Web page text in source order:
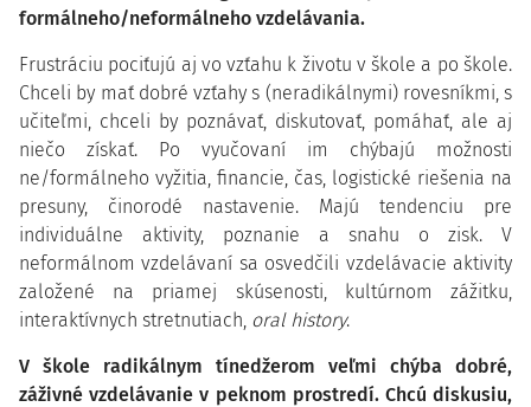
formálneho/neformálneho vzdelávania.
Frustráciu pociťujú aj vo vzťahu k životu v škole a po škole.
Chceli by mať dobré vzťahy s (neradikálnymi) rovesníkmi, s
učiteľmi, chceli by poznávať, diskutovať, pomáhať, ale aj
niečo získať. Po vyučovaní im chýbajú možnosti
ne/formálneho vyžitia, financie, čas, logistické riešenia na
presuny, činorodé nastavenie. Majú tendenciu pre
individuálne aktivity, poznanie a snahu o zisk. V
neformálnom vzdelávaní sa osvedčili vzdelávacie aktivity
založené na priamej skúsenosti, kultúrnom zážitku,
interaktívnych stretnutiach, oral history.
V škole radikálnym tínedžerom veľmi chýba dobré,
záživné vzdelávanie v peknom prostredí. Chcú diskusiu,